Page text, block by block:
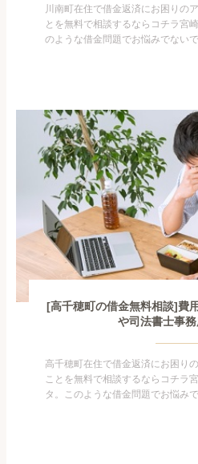
川南町在住で借金返済にお困りの
とを無料で相談するならコチラ宮
のような借金問題でお悩みでない
られたくない・借金の催促、取り
がありま...
[高千穂町の借金無料相談]費
や司法書士事
高千穂町在住で借金返済にお困り
ことを無料で相談するならコチラ
タ。このような借金問題でお悩み
族に知られたくない・借金の催促